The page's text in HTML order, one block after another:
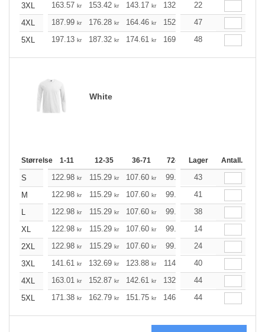
3XL
163.57 kr 153.42 kr 143.17 kr 132.91 122.76
22
4XL
187.99 kr 176.28 kr 164.46 kr 152.76 141.05
47
5XL
197.13 kr 187.32 kr 174.61 kr 169.03 160.56
48
White
Størrelse 1-11 12-35 36-71 72-143 144-287
Lager Antall.
S 122.98 kr 115.29 kr 107.60 kr 99.90
43
M
122.98 kr 115.29 kr 107.60 kr 99.90
41
L
122.98 kr 115.29 kr 107.60 kr 99.90
38
XL
122.98 kr 115.29 kr 107.60 kr 99.90
14
2XL
122.98 kr 115.29 kr 107.60 kr 99.90
24
3XL
141.61 kr 132.69 kr 123.88 kr 114.96 106.15
40
4XL
163.01 kr 152.87 kr 142.61 kr 132.46 122.32
44
5XL
171.38 kr 162.79 kr 151.75 kr 146.85 139.49
44